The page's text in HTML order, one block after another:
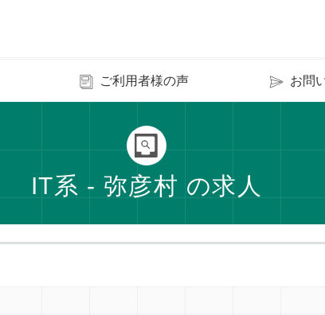
ご利用者様の声 お問
IT系 - 弥彦村 の求人